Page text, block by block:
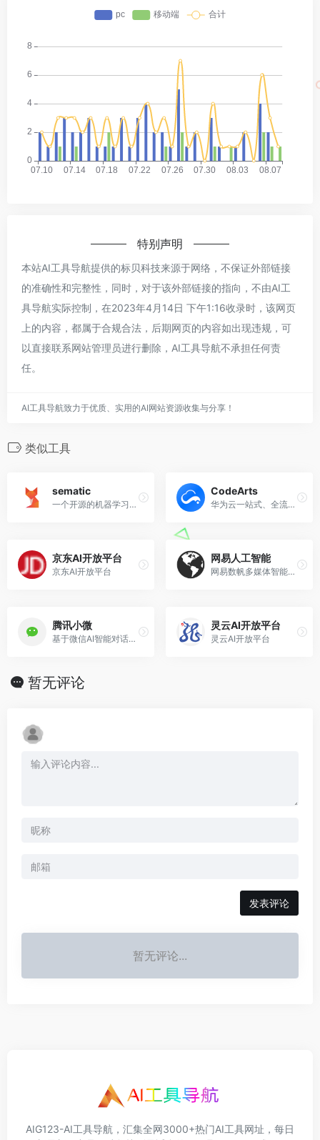
特别声明
本站AI工具导航提供的标贝科技来源于网络，不保证外部链接
的准确性和完整性，同时，对于该外部链接的指向，不由AI工
具导航实际控制，在2023年4月14日 下午1:16收录时，该网页
上的内容，都属于合规合法，后期网页的内容如出现违规，可
以直接联系网站管理员进行删除，AI工具导航不承担任何责
任。
AI工具导航致力于优质、实用的AI网站资源收集与分享！
类似工具
sematic
一个开源的机器学习平台
CodeArts
华为云一站式、全流程软件开发生产线，开箱即用
京东AI开放平台
京东AI开放平台
网易人工智能
网易数帆多媒体智能生产力平台
腾讯小微
基于微信AI智能对话系统打造的智能语音助手解决方案
灵云AI开放平台
灵云AI开放平台
暂无评论
发表评论
暂无评论...
AIG123-AI工具导航，汇集全网3000+热门AI工具网址，每日